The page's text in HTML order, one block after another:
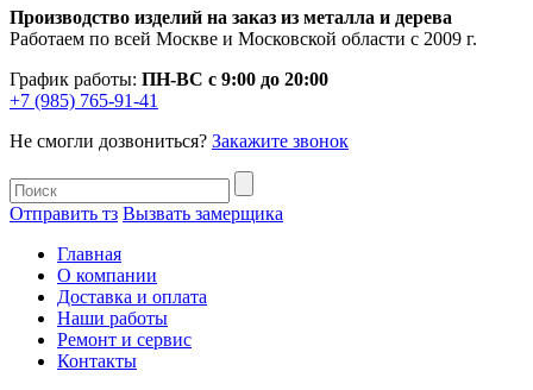
Производство изделий на заказ из металла и дерева
Работаем по всей Москве и Московской области с 2009 г.
График работы: ПН-ВС с 9:00 до 20:00
+7 (985) 765-91-41
Не смогли дозвониться? Закажите звонок
Отправить тз Вызвать замерщика
Главная
О компании
Доставка и оплата
Наши работы
Ремонт и сервис
Контакты